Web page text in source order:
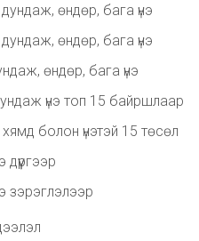
өндөр, бага үнэ
өндөр, бага үнэ
өндөр, бага үнэ
үнэ топ 15 байршлаар
болон үнэтэй 15 төсөл
зэрэглэлээр